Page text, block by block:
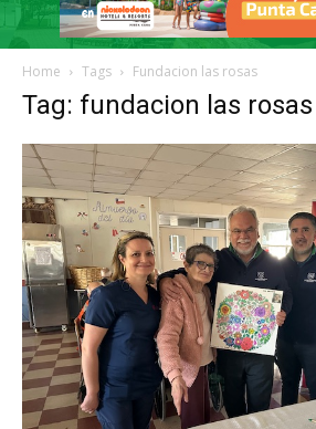
Home Tags Fundacion las rosas
Tag: fundacion las rosas